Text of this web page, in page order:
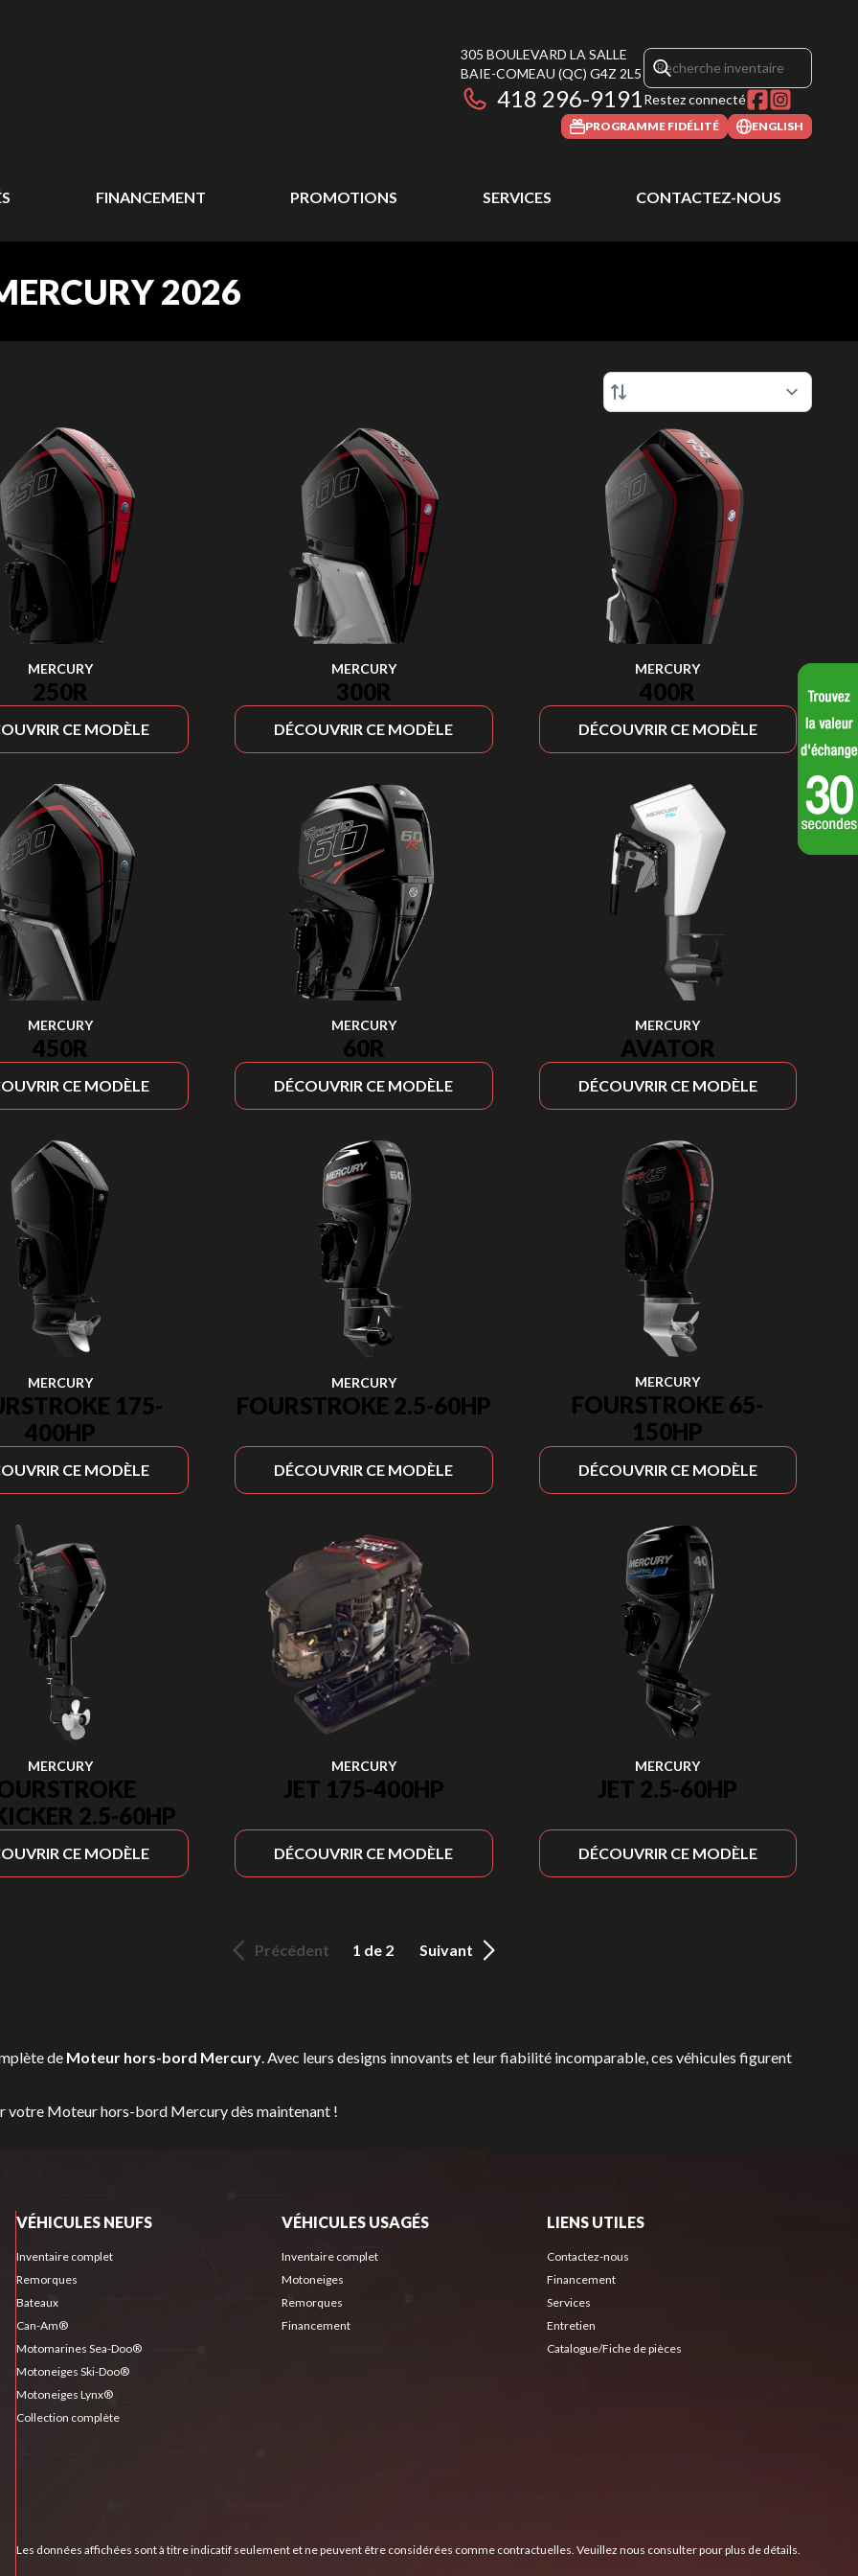
305 BOULEVARD LA SALLE
BAIE-COMEAU (QC) G4Z 2L5
418 296-9191Restez connecté
PROGRAMME FIDÉLITÉ ENGLISH
FINANCEMENT PROMOTIONS SERVICES CONTACTEZ-NOUS
2026
MERCURY
250R
CE MODÈLE
MERCURY
300R
DÉCOUVRIR CE MODÈLE
MERCURY
400R
DÉCOUVRIR CE MODÈLE
MERCURY
450R
CE MODÈLE
MERCURY
60R
DÉCOUVRIR CE MODÈLE
MERCURY
AVATOR
DÉCOUVRIR CE MODÈLE
MERCURY
175-
400HP
CE MODÈLE
MERCURY
FOURSTROKE 2.5-60HP
DÉCOUVRIR CE MODÈLE
MERCURY
FOURSTROKE 65-
150HP
DÉCOUVRIR CE MODÈLE
MERCURY
2.5-60HP
CE MODÈLE
MERCURY
JET 175-400HP
DÉCOUVRIR CE MODÈLE
MERCURY
JET 2.5-60HP
DÉCOUVRIR CE MODÈLE
Précédent 1 de 2 Suivant
de Moteur hors-bord Mercury . Avec leurs designs innovants et leur fiabilité incomparable, ces véhicules figurent
votre Moteur hors-bord Mercury dès maintenant !
VÉHICULES NEUFS
Inventaire complet
Remorques
Bateaux
Can-Am®
Motomarines Sea-Doo®
Motoneiges Ski-Doo®
Motoneiges Lynx®
Collection complète
VÉHICULES USAGÉS
Inventaire complet
Motoneiges
Remorques
Financement
LIENS UTILES
Contactez-nous
Financement
Services
Entretien
Catalogue/Fiche de pièces
Les données affichées sont à titre indicatif seulement et ne peuvent être considérées comme contractuelles. Veuillez nous consulter pour plus de détails.